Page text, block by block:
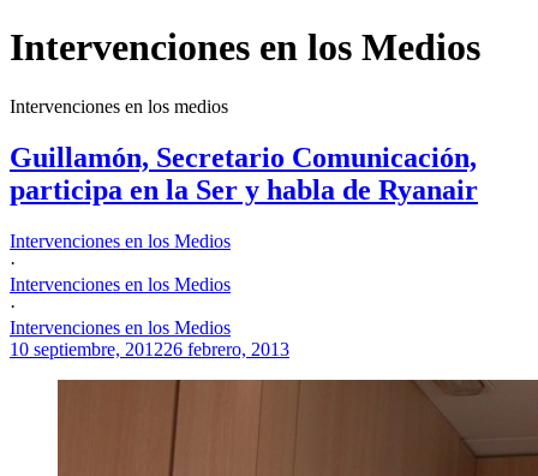
Intervenciones en los Medios
Intervenciones en los medios
Guillamón, Secretario Comunicación,
participa en la Ser y habla de Ryanair
Intervenciones en los Medios
·
Intervenciones en los Medios
·
Intervenciones en los Medios
10 septiembre, 201226 febrero, 2013